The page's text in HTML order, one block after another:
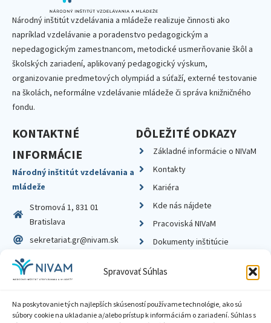
Spravovať Súhlas
Na poskytovanie tých najlepších skúseností používame technológie, ako sú
súbory cookie na ukladanie a/alebo prístup k informáciám o zariadení. Súhlas s
Národný inštitút vzdelávania a mládeže realizuje činnosti ako
napríklad vzdelávanie a poradenstvo pedagogickým a
nepedagogickým zamestnancom, metodické usmerňovanie škôl a
školských zariadení, aplikovaný pedagogický výskum,
organizovanie predmetových olympiád a súťaží, externé testovanie
na školách, neformálne vzdelávanie mládeže či správa knižničného
fondu.
KONTAKTNÉ
INFORMÁCIE
Národný inštitút vzdelávania a
mládeže
Stromová 1, 831 01
Bratislava
sekretariat.gr@nivam.sk
IČO: 00164348
DIČ: 2020798714
DÔLEŽITÉ ODKAZY
Základné informácie o NIVaM
Kontakty
Kariéra
Kde nás nájdete
Pracoviská NIVaM
Dokumenty inštitúcie